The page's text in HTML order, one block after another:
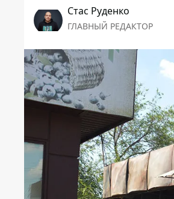
Стаc Руденко
ГЛАВНЫЙ РЕДАКТОР